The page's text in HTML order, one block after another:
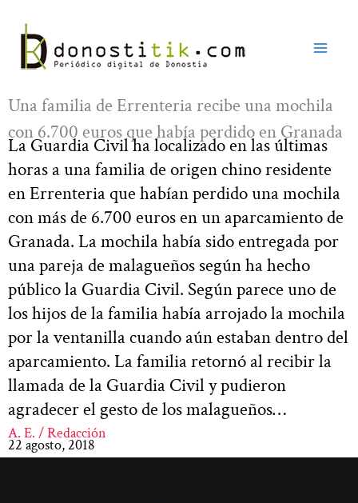
contenido
Una familia de Errenteria recibe una mochila
con 6.700 euros que había perdido en Granada
La Guardia Civil ha localizado en las últimas
horas a una familia de origen chino residente
en Errenteria que habían perdido una mochila
con más de 6.700 euros en un aparcamiento de
Granada. La mochila había sido entregada por
una pareja de malagueños según ha hecho
público la Guardia Civil. Según parece uno de
los hijos de la familia había arrojado la mochila
por la ventanilla cuando aún estaban dentro del
aparcamiento. La familia retornó al recibir la
llamada de la Guardia Civil y pudieron
agradecer el gesto de los malagueños…
A. E. / Redacción
22 agosto, 2018